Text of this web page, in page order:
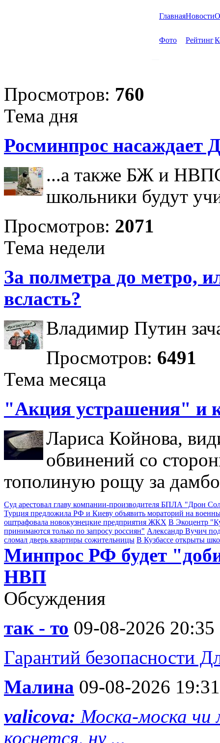
ГлавнаяНовости
Фото Рейтинг
Просмотров: 760
Тема дня
Росминпрос насаждает
...а также БЖ и НВПС
школьники будут
Просмотров: 2071
Тема недели
За полметра до метро,
всласть?
Владимир Путин
Просмотров: 6491
Тема месяца
"Акция устрашения" и
Лариса Койнова,
обвинений со
тополиную рощу за
Суд арестовал главу компании-производителя БПЛА "Дрон
Турция предложила РФ и Киеву объявить мораторий на
оштрафовала новокузнецкие предприятия ЖКХ В Экоцентр
принимаются только по запросу россиян" Александр Вучич
сломал дверь квартиры сожительницы В Кузбассе открыты
Минпрос РФ будет
НВП
Обсуждения
так - то 09-08-2026 20:35
Гарантий безопасности
Малина 09-08-2026 19:31
valicova: Моска-моска чи
коснется, ну ...